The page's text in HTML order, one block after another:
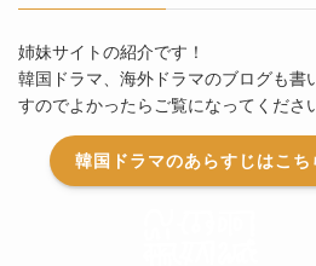
姉妹サイトの紹介です！
韓国ドラマ、海外ドラマのブログも書
すのでよかったらご覧になってくださ
韓国ドラマのあらすじはこち